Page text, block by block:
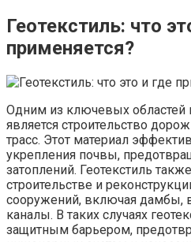
Геотекстиль: что
применяется?
Одним из ключевых областей
является строительство
трасс. Этот материал
укрепления почвы,
затоплений. Геотекстиль
строительстве и
сооружений, включая дамбы,
каналы. В таких случаях
защитным барьером,